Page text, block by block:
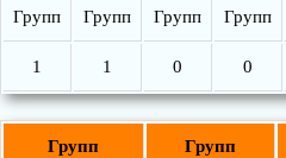
Групп Групп Групп Групп
1 1 0 0
Групп
Групп